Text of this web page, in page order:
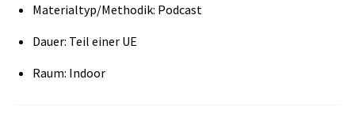
Materialtyp/Methodik: Podcast
Dauer: Teil einer UE
Raum: Indoor